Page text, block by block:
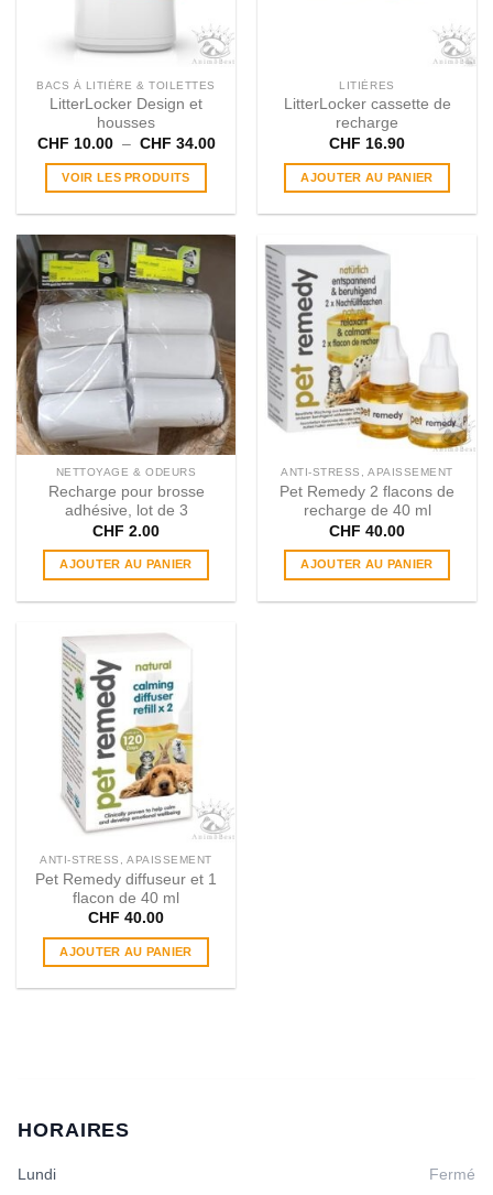
BACS À LITIÈRE & TOILETTES
LitterLocker Design et
housses
CHF 10.00 – CHF 34.00Plage
CHF 34.00
VOIR LES PRODUITS
LITIÈRES
LitterLocker cassette de
recharge
CHF 16.90
AJOUTER AU PANIER
NETTOYAGE & ODEURS
Recharge pour brosse
adhésive, lot de 3
CHF 2.00
AJOUTER AU PANIER
ANTI-STRESS, APAISSEMENT
Pet Remedy 2 flacons de
recharge de 40 ml
CHF 40.00
AJOUTER AU PANIER
ANTI-STRESS, APAISSEMENT
Pet Remedy diffuseur et 1
flacon de 40 ml
CHF 40.00
AJOUTER AU PANIER
HORAIRES
Lundi
Fermé